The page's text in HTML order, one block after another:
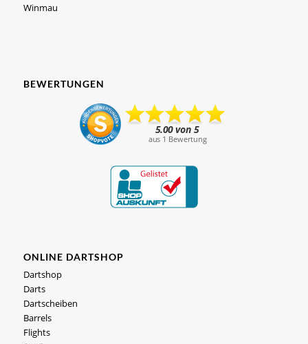
Winmau
BEWERTUNGEN
ONLINE DARTSHOP
Dartshop
Darts
Dartscheiben
Barrels
Flights